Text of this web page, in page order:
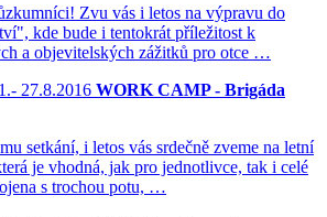
Zvu vás i letos na výpravu do
kde bude i tentokrát příležitost k
a objevitelských zážitků pro otce …
27.8.2016 WORK CAMP - Brigáda
setkání, i letos vás srdečně zveme na letní
je vhodná, jak pro jednotlivce, tak i celé
s trochou potu, …